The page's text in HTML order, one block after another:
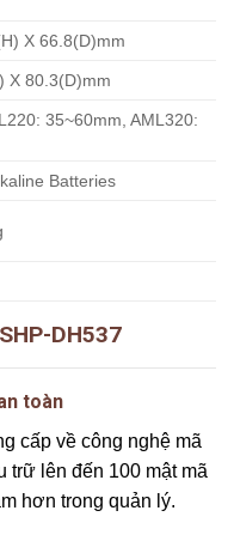
X 66.8(D)mm
X 80.3(D)mm
35~60mm, AML320:
Batteries
DH537
toàn
cấp về công nghệ mã
trữ lên đến 100 mật mã
hơn trong quản lý.